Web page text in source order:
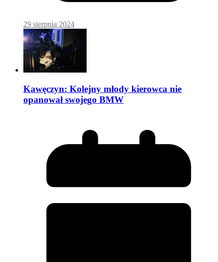
29 sierpnia 2024
Kawęczyn: Kolejny młody kierowca nie
opanował swojego BMW